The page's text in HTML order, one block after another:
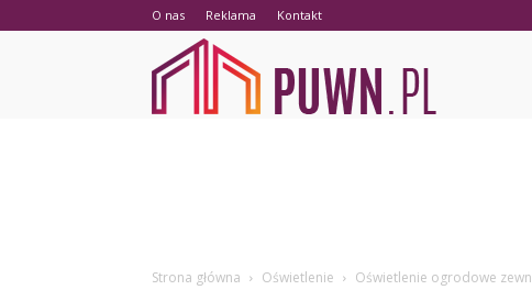
O nas Reklama Kontakt
Strona główna Oświetlenie Oświetlenie ogrodowe